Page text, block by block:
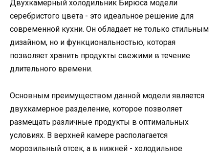
Двухкамерный холодильник Бирюса модели
серебристого цвета - это идеальное решение для
современной кухни. Он обладает не только стильным
дизайном, но и функциональностью, которая
позволяет хранить продукты свежими в течение
длительного времени.
Основным преимуществом данной модели является
двухкамерное разделение, которое позволяет
размещать различные продукты в оптимальных
условиях. В верхней камере располагается
морозильный отсек, а в нижней - холодильное